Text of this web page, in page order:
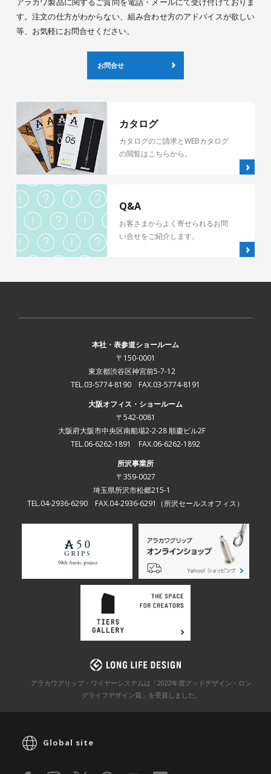
す。注文の仕方がわからない、組み合わせ方のアドバイスが欲しい
等、お気軽にお問合せください。
お問合せ
カタログ
カタログのご請求とWEBカタログ
の閲覧はこちらから。
Q&A
お客さまからよく寄せられるお問
い合せをご紹介します。
本社・表参道ショールーム
〒150-0001
東京都渋谷区神宮前5-7-12
TEL.03-5774-8190 FAX.03-5774-8191
大阪オフィス・ショールーム
〒542-0081
大阪府大阪市中央区南船場2-2-28 順慶ビル2F
TEL.06-6262-1891 FAX.06-6262-1892
所沢事業所
〒359-0027
埼玉県所沢市松郷215-1
TEL.04-2936-6290 FAX.04-2936-6291 （所沢セールスオフィス）
アラカワグリップ・ワイヤーシステムは「2022年度グッドデザイン・ロン
グライフデザイン賞」を受賞しました。
Global site